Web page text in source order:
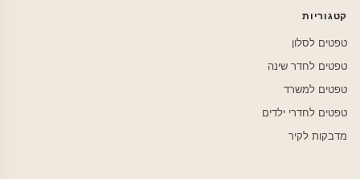
קטגוריות
טפטים לסלון
טפטים לחדר שינה
טפטים למשרד
טפטים לחדרי ילדים
מדבקות לקיר